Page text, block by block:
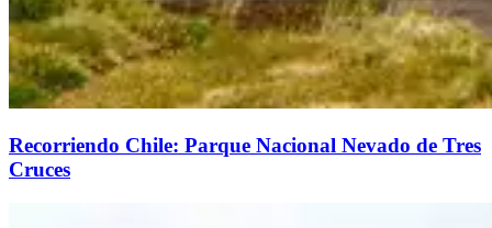
Recorriendo Chile: Parque Nacional Nevado de Tres
Cruces